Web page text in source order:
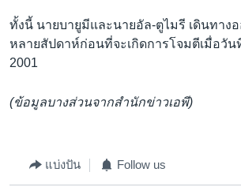
ทั้งนี้ นายบายูมีและนายอัล-ตูไมรี เดินทาง
หลายสัปดาห์ก่อนที่จะเกิดการโจมตีเมื่อวัน
2001
(ข้อมูลบางส่วนจากสำนักข่าวเอพี)
แบ่งปัน Follow us